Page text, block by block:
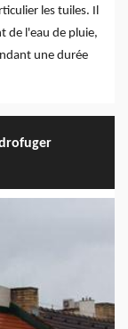
les tuiles. Il
de l'eau de pluie,
une durée